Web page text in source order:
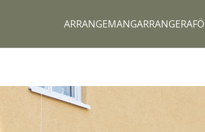
ARRANGEMANGARRANGERA